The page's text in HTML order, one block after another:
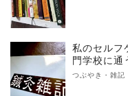
私のセルフ
門学校に通
つぶやき・雑記